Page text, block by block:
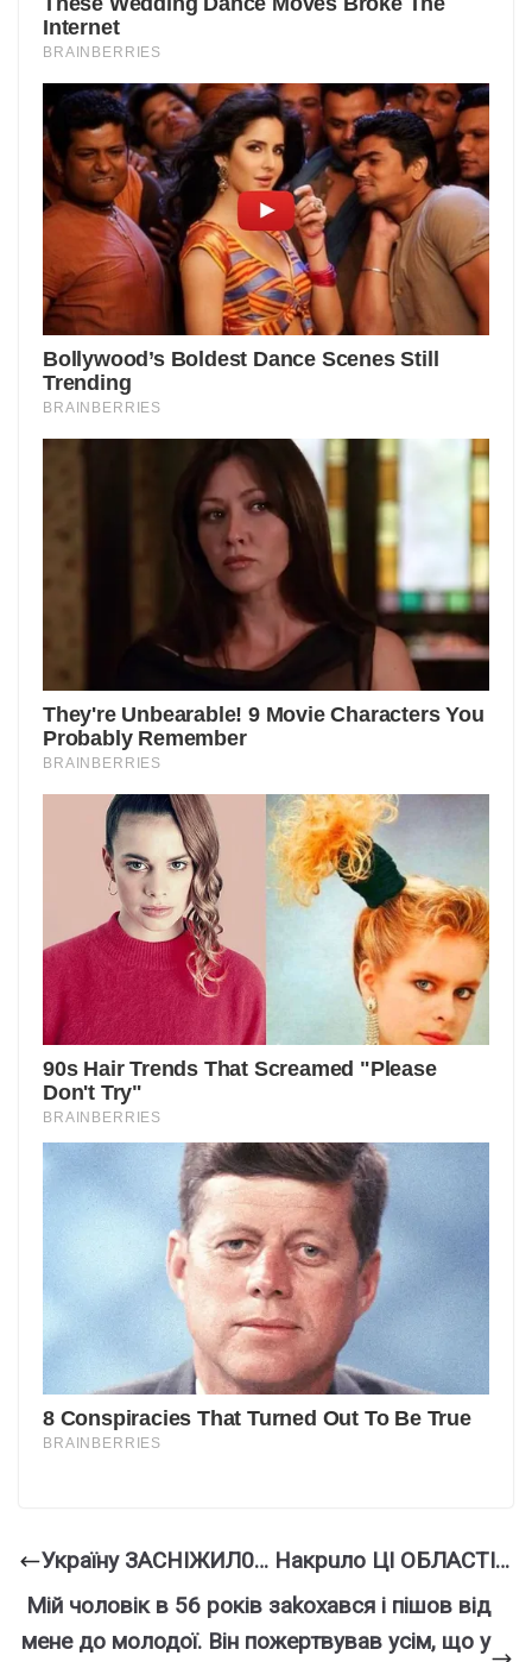
Укpaїнy ЗACНІЖИЛ0… Нaкpuлo ЦІ OБЛACТІ…
Мій чоловік в 56 років заkохався і пішов від
мене до молодої. Він пожертвував усім, що у